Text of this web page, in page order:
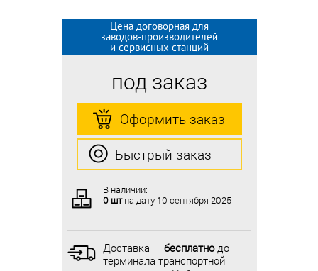
Цена договорная для
заводов-производителей
и сервисных станций
под заказ
Оформить заказ
Быстрый заказ
В наличии:
0 штна дату 10 сентября 2025
Доставка — бесплатнодо
терминала транспортной
Цена договорная для
заводов-производителей
и сервисных станций
под заказ
Оформить заказ
Быстрый заказ
В наличии:
0 штна дату 10 сентября 2025
Доставка — бесплатнодо
терминала транспортной